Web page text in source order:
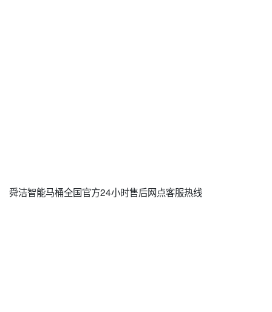
舜洁智能马桶全国官方24小时售后网点客服热线